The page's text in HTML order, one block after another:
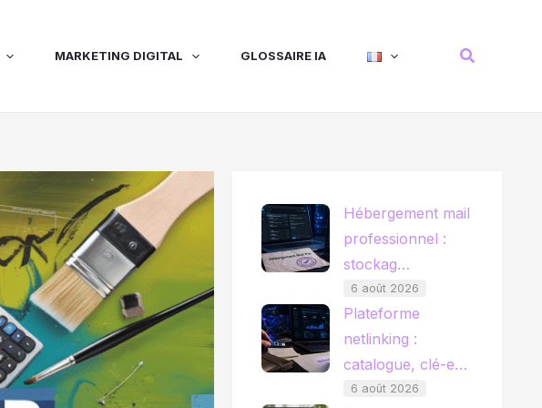
MARKETING DIGITAL GLOSSAIRE IA
Hébergement mail
professionnel :
stockag…
6 août 2026
Plateforme
netlinking :
catalogue, clé-e…
6 août 2026